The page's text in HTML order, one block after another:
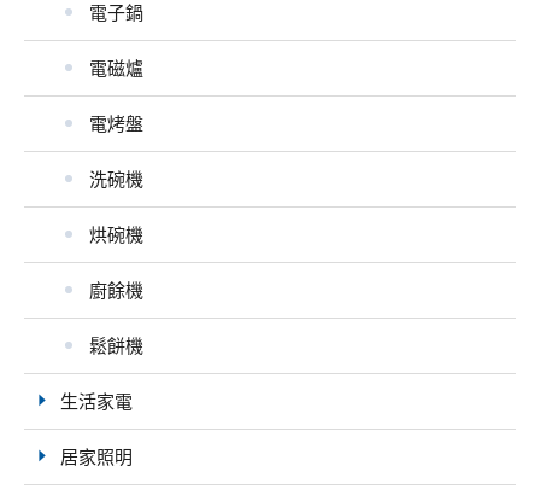
電子鍋
電磁爐
電烤盤
洗碗機
烘碗機
廚餘機
鬆餅機
生活家電
居家照明